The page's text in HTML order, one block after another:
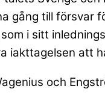
gång till
i sitt
iakttagelsen att
och